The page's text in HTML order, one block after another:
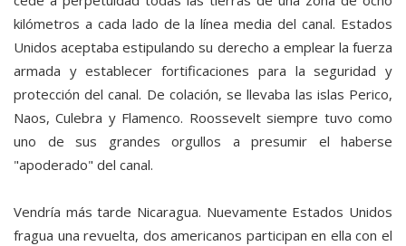
kilómetros a cada lado de la línea media del canal. Estados
Unidos aceptaba estipulando su derecho a emplear la fuerza
armada y establecer fortificaciones para la seguridad y
protección del canal. De colación, se llevaba las islas Perico,
Naos, Culebra y Flamenco. Roossevelt siempre tuvo como
uno de sus grandes orgullos a presumir el haberse
"apoderado" del canal.
Vendría más tarde Nicaragua. Nuevamente Estados Unidos
fragua una revuelta, dos americanos participan en ella con el